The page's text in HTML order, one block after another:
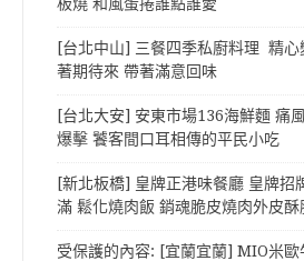
[台北中山] 三餐四季私廚料理 精心
著期待來 帶著滿意回味
[台北大安] 安東市場136海鮮麵 痛
爆擊 饕客間口耳相傳的平民小吃
[新北板橋] 皇牌正港味餐廳 皇牌招
滿 鬆化燒肉飯 銷魂脆皮燒肉外皮
受保護的內容: [宜蘭宜蘭] MIO米